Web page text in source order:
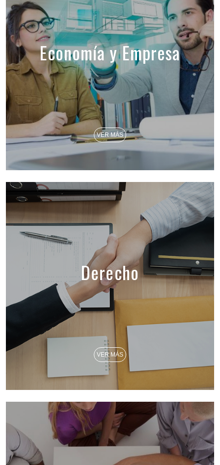
Economía y Empresa
VER MÁS
Derecho
VER MÁS